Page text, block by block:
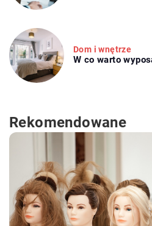
Dom i wnętrze
W co warto
Rekomendowane